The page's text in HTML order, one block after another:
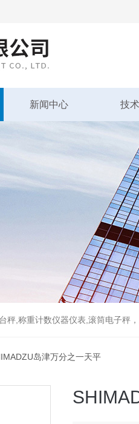
新闻中心 技
计数仪器仪表,滚筒电子秤，上海滚轮秤
岛津万分之一天平